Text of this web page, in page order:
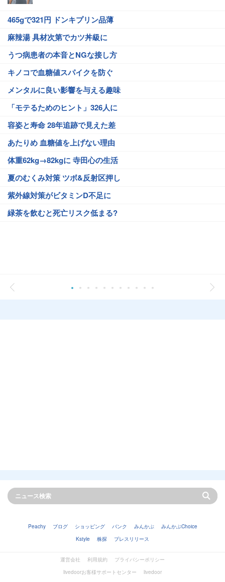
465gで321円 ドンキプリン品薄
麻辣湯 具材次第でカツ丼級に
うつ病患者の本音とNGな接し方
キノコで血糖値スパイクを防ぐ
メンタルに良い影響を与える趣味
「モテるためのヒント」326人に
容姿と寿命 28年追跡で見えた差
あたりめ 血糖値を上げない理由
体重62kg→82kgに 寺田心の生活
夏のむくみ対策 ツボ&反射区押し
紫外線対策がビタミンD不足に
緑茶を飲むと死亡リスク低まる?
Peachy ブログ ショッピング バンク みんかぶ
みんかぶChoice
Kstyle
株探 プレスリリース
運営会社 利用規約
プライバシーポリシー
livedoorお客様サポートセンター
livedoor